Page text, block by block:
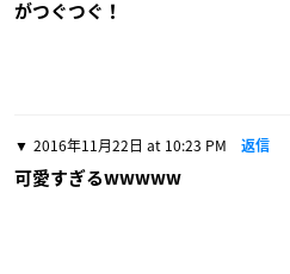
がつぐつぐ！
2016年11月22日 at 10:23 PM 返信
可愛すぎるwwwww